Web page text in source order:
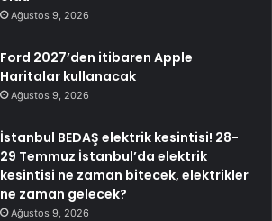
Ağustos 9, 2026
Ford 2027’den itibaren Apple
Haritalar kullanacak
Ağustos 9, 2026
İstanbul BEDAŞ elektrik kesintisi! 28-
29 Temmuz İstanbul’da elektrik
kesintisi ne zaman bitecek, elektrikler
ne zaman gelecek?
Ağustos 9, 2026